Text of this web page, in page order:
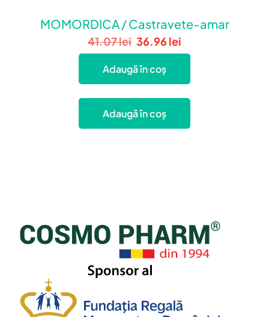
MOMORDICA / Castravete-amar
41.07lei 36.96 lei
Adaugă în coș
Adaugă în coș